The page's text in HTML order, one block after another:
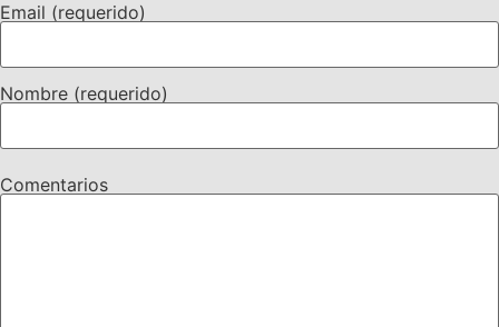
Email (requerido)
Nombre (requerido)
Comentarios